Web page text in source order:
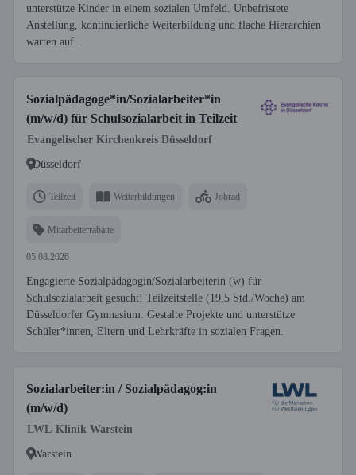
unterstütze Kinder in einem sozialen Umfeld. Unbefristete
Anstellung, kontinuierliche Weiterbildung und flache Hierarchien
warten auf...
Sozialpädagoge*in/Sozialarbeiter*in
(m/w/d) für Schulsozialarbeit in Teilzeit
Evangelischer Kirchenkreis Düsseldorf
Düsseldorf
Teilzeit Weiterbildungen Jobrad
Mitarbeiterrabatte
05.08.2026
Engagierte Sozialpädagogin/Sozialarbeiterin (w) für
Schulsozialarbeit gesucht! Teilzeitstelle (19,5 Std./Woche) am
Düsseldorfer Gymnasium. Gestalte Projekte und unterstütze
Schüler*innen, Eltern und Lehrkräfte in sozialen Fragen.
Sozialarbeiter:in / Sozialpädagog:in
(m/w/d)
LWL-Klinik Warstein
Warstein